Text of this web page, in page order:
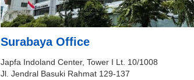
Surabaya Office
Japfa Indoland Center, Tower I Lt. 10/1008
Jl. Jendral Basuki Rahmat 129-137